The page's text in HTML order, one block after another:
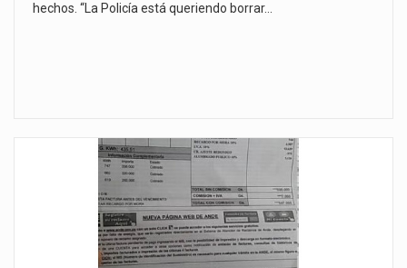
hechos. “La Policía está queriendo borrar…